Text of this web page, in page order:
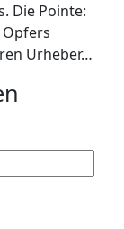
Die Pointe:
Urheber…